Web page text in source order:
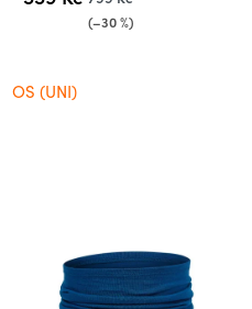
(–30 %)
OS (UNI)